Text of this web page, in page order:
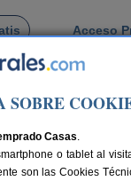
Acceso
SOBRE
Casas.
o tablet al
son las Cookies